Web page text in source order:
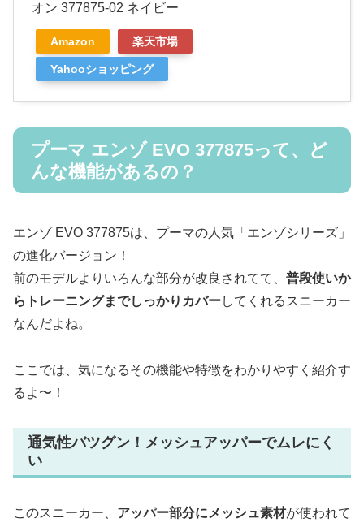
オン 377875-02 ネイビー
Amazon 楽天市場
Yahooショッピング
プーマ エンゾ EVO 377875って、ど
んな機能があるの？
エンゾ EVO 377875は、プーマの人気「エンゾシリーズ」
の進化バージョン！
前のモデルよりいろんな部分が改良されてて、 普段使いか
らトレーニングまでしっかりカバーしてくれるスニーカー
なんだよね。
ここでは、気になるその機能や特徴をわかりやすく紹介す
るよ〜！
通気性バツグン！メッシュアッパーでムレにく
い
このスニーカー、 アッパー部分にメッシュ素材が使われて